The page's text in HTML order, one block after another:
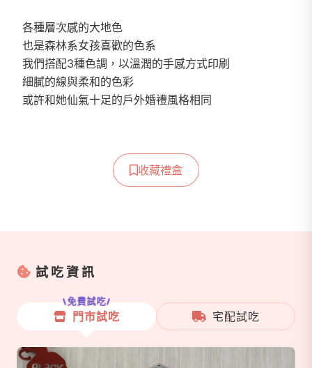
各種層次感的大地色
也是森林系女孩喜歡的色系
我們搭配3種色調，以溫潤的手感方式印刷
細膩的線與柔和的色彩
或許和她仙氣十足的戶外婚禮風格相同
收藏禮盒
試吃資訊
門市試吃
免費試吃
宅配試吃